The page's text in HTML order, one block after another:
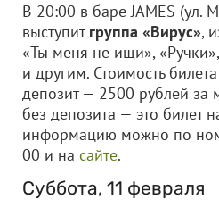
В 20:00 в баре JAMES (ул.
выступитгруппа «Вирус»,
«Ты меня не ищи»,
и другим. Стоимость
депозит — 2500 рублей за
без депозита — это билет
информацию можно по
00 и на сайте.
Суббота, 11 февраля